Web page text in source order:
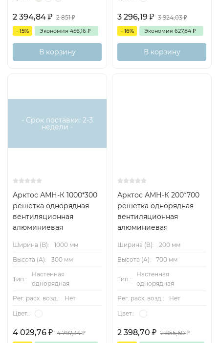
2 394,84 ₽ 2 851₽
- 15% Экономия 456,16 ₽
В корзину
3 296,19 ₽ 3 924,03₽
- 16% Экономия 627,84 ₽
В корзину
- Срок поставки: 2-3
недели -
Арктос АМН-К 1000*300
решетка однорядная
вентиляционная
алюминиевая
Ширина (B):
1000 мм
Высота (А):
300 мм
Тип.:
Настенная
однорядная
Рег. расх. возд.:
Нет
Цвет.:
4 029,76 ₽ 4 797,34₽
Арктос АМН-К 200*700
решетка однорядная
вентиляционная
алюминиевая
Ширина (B):
200 мм
Высота (А):
700 мм
Тип.:
Настенная
однорядная
Рег. расх. возд.:
Нет
Цвет.:
2 398,70 ₽ 2 855,60₽